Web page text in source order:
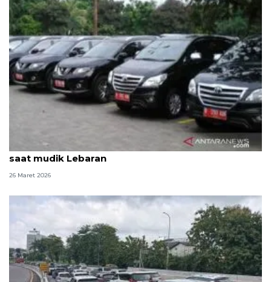
Pemprov DKI bantah ada kendaraan dinas dipakai
saat mudik Lebaran
26 Maret 2026